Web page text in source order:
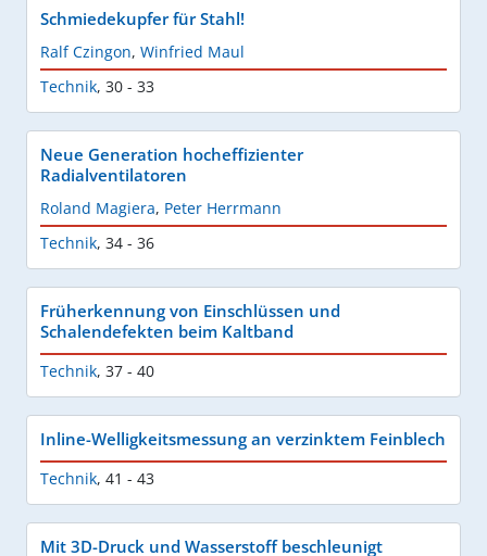
Schmiedekupfer für Stahl!
Ralf Czingon, Winfried Maul
Technik, 30 - 33
Neue Generation hocheffizienter
Radialventilatoren
Roland Magiera, Peter Herrmann
Technik, 34 - 36
Früherkennung von Einschlüssen und
Schalendefekten beim Kaltband
Technik, 37 - 40
Inline-Welligkeitsmessung an verzinktem Feinblech
Technik, 41 - 43
Mit 3D-Druck und Wasserstoff beschleunigt